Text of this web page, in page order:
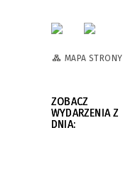
MAPA STRONY
ZOBACZ
WYDARZENIA Z
DNIA: